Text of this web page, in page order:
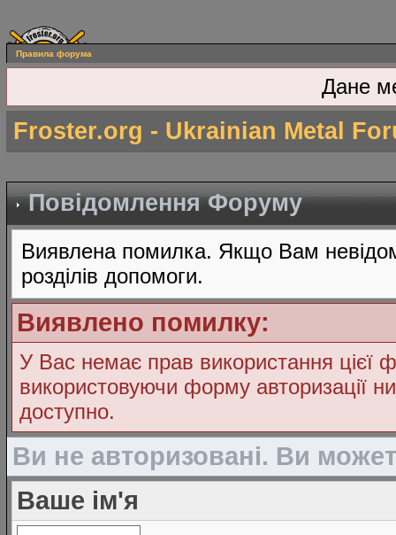
Правила форума
Дане
Froster.org - Ukrainian Metal
Повідомлення Форуму
Виявлена помилка. Якщо Вам
розділів допомоги.
Виявлено помилку:
У Вас немає прав використання цієї
використовуючи форму авторизації
доступно.
Ви не авторизовані. Ви
Ваше ім'я